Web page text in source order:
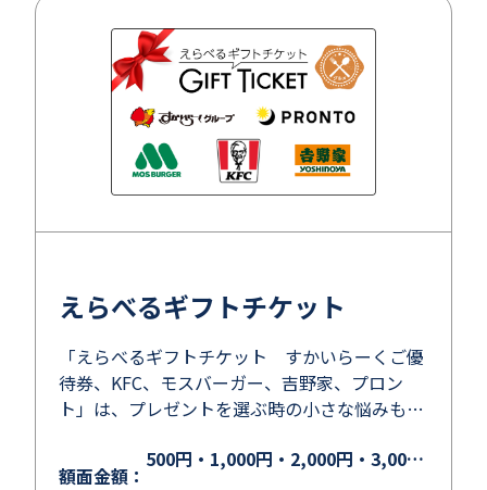
えらべるギフトチケット
「えらべるギフトチケット すかいらーくご優
待券、KFC、モスバーガー、吉野家、プロン
ト」は、プレゼントを選ぶ時の小さな悩みも解
額面金額：
500円・1,000円・2,000円・3,000円・5,000円